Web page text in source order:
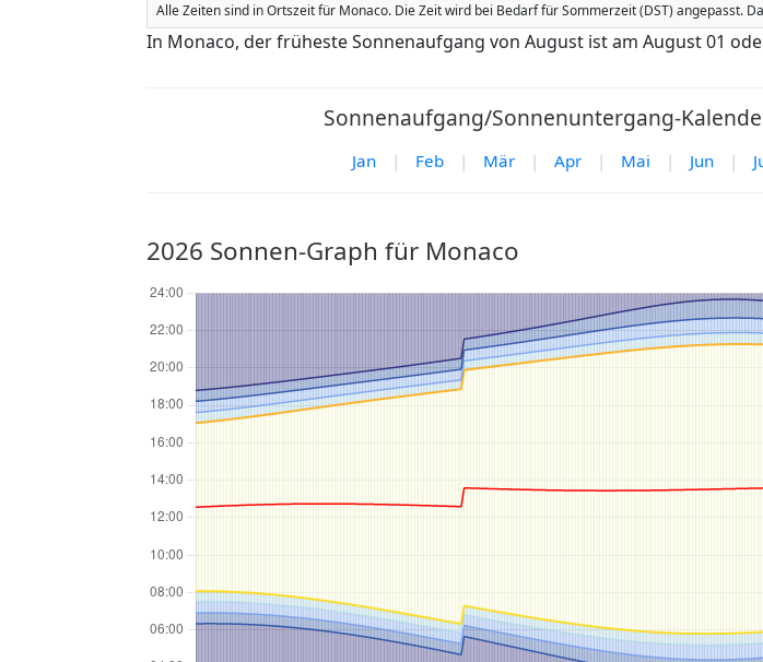
Alle Zeiten sind in Ortszeit für Monaco. Die Zeit wird bei Bedarf für Sommerzeit (DST) angepasst.
In Monaco, der früheste Sonnenaufgang von August ist am August 01
Sonnenaufgang/Sonnenuntergang-
Jan | Feb | Mär | Apr | Mai | Jun |
2026 Sonnen-Graph für Monaco